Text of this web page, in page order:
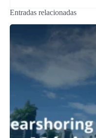
Entradas relacionadas